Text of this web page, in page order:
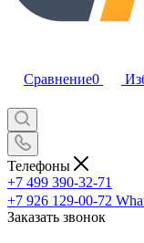
Сравнение0
Телефоны
+7 499 390-32-71
+7 926 129-00-72
Заказать звонок